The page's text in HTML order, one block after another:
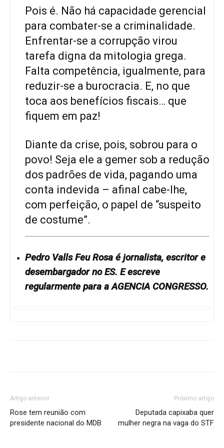
Pois é. Não há capacidade gerencial
para combater-se a criminalidade.
Enfrentar-se a corrupção virou
tarefa digna da mitologia grega.
Falta competência, igualmente, para
reduzir-se a burocracia. E, no que
toca aos benefícios fiscais… que
fiquem em paz!
Diante da crise, pois, sobrou para o
povo! Seja ele a gemer sob a redução
dos padrões de vida, pagando uma
conta indevida – afinal cabe-lhe,
com perfeição, o papel de “suspeito
de costume”.
Pedro Valls Feu Rosa é jornalista, escritor e
desembargador no ES. E escreve
regularmente para a AGENCIA CONGRESSO.
Artigo anterior
Rose tem reunião com
presidente nacional do MDB
Próximo artigo
Deputada capixaba quer
mulher negra na vaga do STF